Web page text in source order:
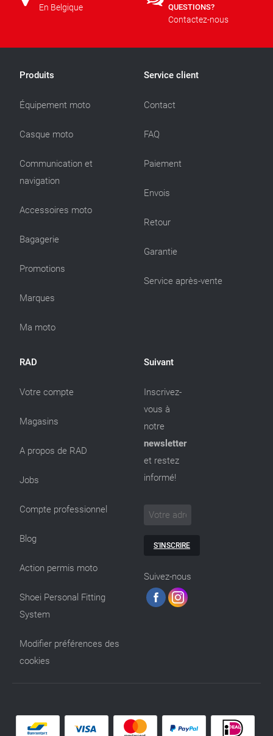
En Belgique
QUESTIONS?
Contactez-nous
Produits
Équipement moto
Casque moto
Communication et
navigation
Accessoires moto
Bagagerie
Promotions
Marques
Ma moto
Service client
Contact
FAQ
Paiement
Envois
Retour
Garantie
Service après-vente
RAD
Votre compte
Magasins
A propos de RAD
Jobs
Compte professionnel
Blog
Action permis moto
Shoei Personal Fitting
System
Modifier préférences des
cookies
Suivant
Inscrivez-
vous à
notre
newsletter
et restez
informé!
S'INSCRIRE
Suivez-nous